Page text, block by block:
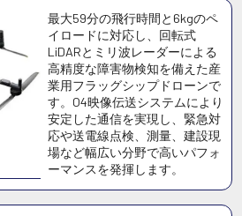
最大59分の飛行時間と6kgのペ
イロードに対応し、回転式
LiDARとミリ波レーダーによる
高精度な障害物検知を備えた産
業用フラッグシップドローンで
す。O4映像伝送システムにより
安定した通信を実現し、緊急対
応や送電線点検、測量、建設現
場など幅広い分野で高いパフォ
ーマンスを発揮します。